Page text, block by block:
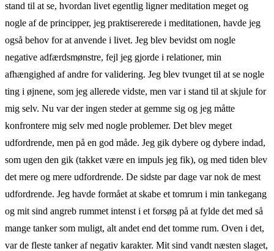
stand til at se, hvordan livet egentlig ligner meditation meget og
nogle af de principper, jeg praktisererede i meditationen, havde jeg
også behov for at anvende i livet. Jeg blev bevidst om nogle
negative adfærdsmønstre, fejl jeg gjorde i relationer, min
afhængighed af andre for validering. Jeg blev tvunget til at se nogle
ting i øjnene, som jeg allerede vidste, men var i stand til at skjule for
mig selv. Nu var der ingen steder at gemme sig og jeg måtte
konfrontere mig selv med nogle problemer. Det blev meget
udfordrende, men på en god måde. Jeg gik dybere og dybere indad,
som ugen den gik (takket være en impuls jeg fik), og med tiden blev
det mere og mere udfordrende. De sidste par dage var nok de mest
udfordrende. Jeg havde formået at skabe et tomrum i min tankegang
og mit sind angreb rummet intenst i et forsøg på at fylde det med så
mange tanker som muligt, alt andet end det tomme rum. Oven i det,
var de fleste tanker af negativ karakter. Mit sind vandt næsten slaget,